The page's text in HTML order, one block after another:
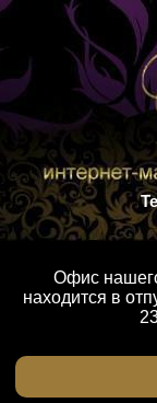
Офис
находится в